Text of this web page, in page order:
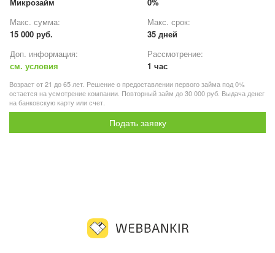
Макс. сумма:
15 000 руб.
Макс. срок:
35 дней
Доп. информация:
см. условия
Рассмотрение:
1 час
Возраст от 21 до 65 лет. Решение о предоставлении первого займа под 0%
остается на усмотрение компании. Повторный займ до 30 000 руб. Выдача денег
на банковскую карту или счет.
Подать заявку